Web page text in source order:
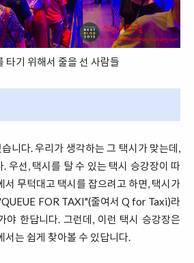
타기 위해서 줄을 선 사람들
니다. 우리가 생각하는 그 택시가 맞는데,
우선, 택시를 탈 수 있는 택시 승강장이 따
서 무턱대고 택시를 잡으려고 하면, 택시가
FOR TAXI"(줄여서 Q for Taxi)라
야 한답니다. 그런데, 이런 택시 승강장은
서는 쉽게 찾아볼 수 있답니다.